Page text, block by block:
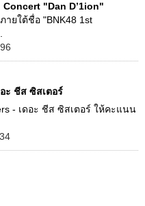
"Dan D’1ion"
ายใต้ชื่อ "BNK48 1st
ะ ชีส ซิสเตอร์
- เดอะ ชีส ซิสเตอร์ ให้คะแนน